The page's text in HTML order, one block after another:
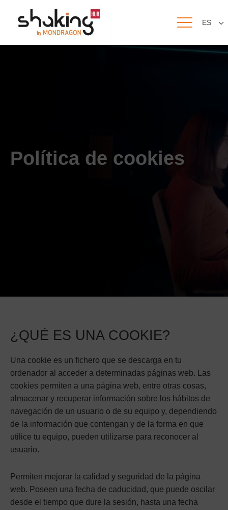
ES
Política de cookies
¿QUÉ ES UNA COOKIE?
Una cookie es un fichero que se descarga en tu
ordenador al acceder a determinadas páginas web. Las
cookies permiten a una página web, entre otras cosas,
almacenar y recuperar información sobre los hábitos de
navegación de un usuario o de su equipo y, dependiendo
de la información que contengan y de la forma en que
utilice tu equipo, pueden utilizarse para reconocer al
usuario.
Permiten mejorar la calidad y seguridad de la página
web. Poseen una fecha de caducidad, que puede oscilar
desde el tiempo que dure la sesión, hasta una fecha